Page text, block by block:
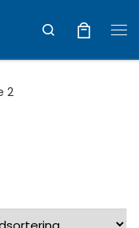
Search
2